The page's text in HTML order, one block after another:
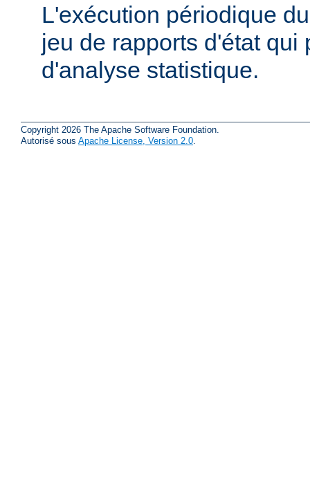
L'exécution périodique
jeu de rapports d'état
d'analyse statistique.
Copyright 2026 The Apache Software Foundation.
Autorisé sous Apache License, Version 2.0.